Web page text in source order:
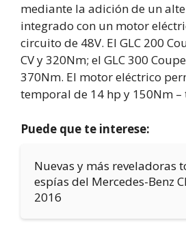
mediante la adición de un
integrado con un motor
circuito de 48V. El GLC 200
CV y 320Nm; el GLC 300
370Nm. El motor eléctrico
temporal de 14 hp y 150Nm –
Puede que te interese:
Nuevas y más reveladoras
espías del Mercedes-Benz
2016